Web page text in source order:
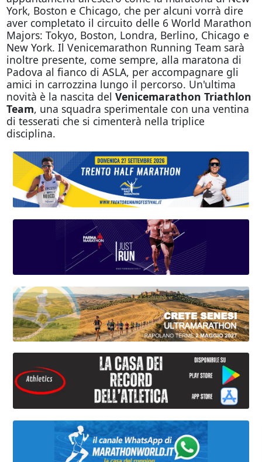
York, Boston e Chicago, che per alcuni vorrà dire
aver completato il circuito delle 6 World Marathon
Majors: Tokyo, Boston, Londra, Berlino, Chicago e
New York. Il Venicemarathon Running Team sarà
inoltre presente, come sempre, alla maratona di
Padova al fianco di ASLA, per accompagnare gli
amici in carrozzina lungo il percorso. Un'ultima
novità è la nascita del Venicemarathon Triathlon
Team, una squadra sperimentale con una ventina
di tesserati che si cimenterà nella triplice
disciplina.